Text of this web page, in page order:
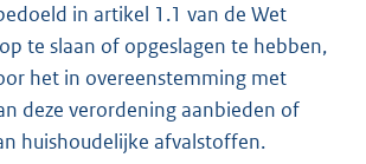
in artikel 1.1 van de Wet
te slaan of opgeslagen te hebben,
het in overeenstemming met
deze verordening aanbieden of
huishoudelijke afvalstoffen.